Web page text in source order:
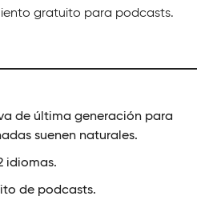
gratuito para podcasts.
de última generación para
suenen naturales.
idiomas.
de podcasts.